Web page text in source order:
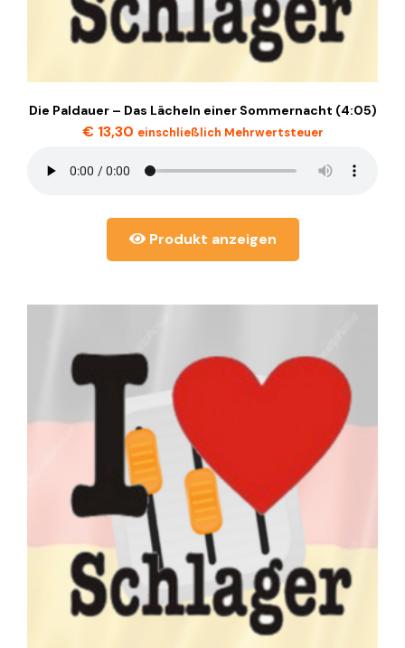
Die Paldauer – Das Lächeln einer Sommernacht (4:05)
€13,30 einschließlich Mehrwertsteuer
Produkt anzeigen